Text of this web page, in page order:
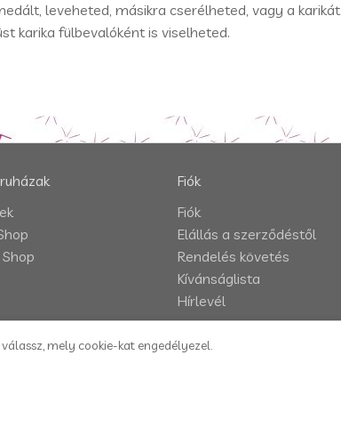
leveheted, másikra cserélheted, vagy a karikát
karika fülbevalóként is viselheted.
Fiók
Fiók
Elállás a szerződéstől
Rendelés követés
Kívánságlista
Hírlevél
mely cookie-kat engedélyezel.